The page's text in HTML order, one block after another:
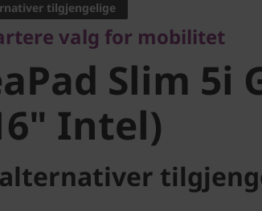
Slim 5i
Intel)
tilgjengelige
valg for mobilitet
Slim 5i
Intel)